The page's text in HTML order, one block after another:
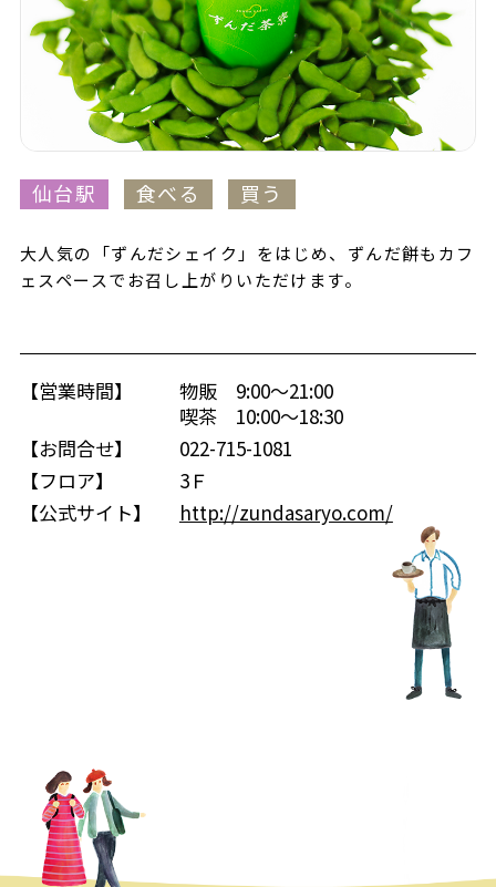
仙台駅 食べる 買う
大人気の「ずんだシェイク」をはじめ、ずんだ餅もカフ
ェスペースでお召し上がりいただけます。
【営業時間】
物販 9:00～21:00
喫茶 10:00～18:30
【お問合せ】
022-715-1081
【フロア】
3Ｆ
【公式サイト】
http://zundasaryo.com/